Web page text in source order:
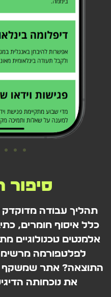
סיפור
תהליך עבודה
כלל איסוף חומרים,
אלמנטים
לפלטפורמה
התוצאה? אתר שמשקף
את נוכחותה